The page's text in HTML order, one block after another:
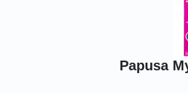
Papusa